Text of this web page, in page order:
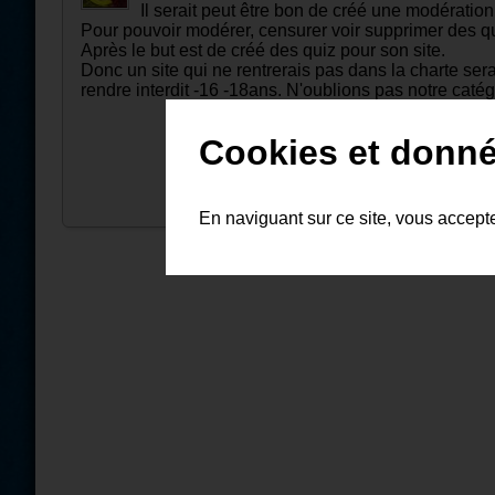
Il serait peut être bon de créé une
Pour pouvoir modérer, censurer voir supprimer des
Après le but est de créé des quiz pour son site.
Donc un site qui ne rentrerais pas dans la charte
rendre interdit -16 -18ans. N'oublions pas notre
Cookies et
En naviguant sur ce site, vous